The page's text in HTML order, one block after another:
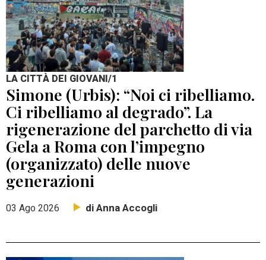
LA CITTÀ DEI GIOVANI/1
Simone (Urbis): “Noi ci ribelliamo.
Ci ribelliamo al degrado”. La
rigenerazione del parchetto di via
Gela a Roma con l’impegno
(organizzato) delle nuove
generazioni
03 Ago 2026 di Anna Accogli